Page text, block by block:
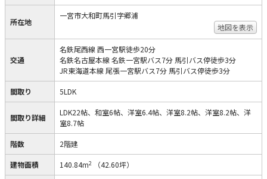
所在地
一宮市大和町馬引字郷浦
地図を表示
交通
名鉄尾西線 西一宮駅徒歩20分
名鉄名古屋本線 名鉄一宮駅バス7分 馬引バス停徒歩3分
JR東海道本線 尾張一宮駅バス7分 馬引バス停徒歩3分
間取り 5LDK
間取り詳細
LDK22帖、和室6帖、洋室6.4帖、洋室8.2帖、洋室8.2帖、洋
室8.7帖
階数 2階建
建物面積 140.84m2 （42.60坪）